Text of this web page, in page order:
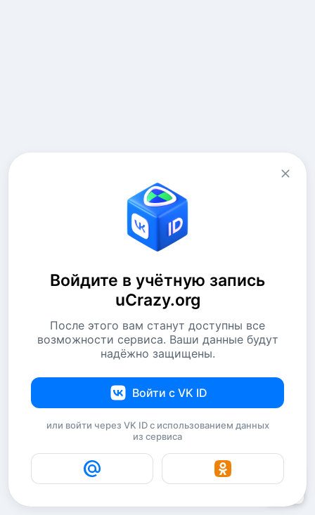
Войдите в учётную запись
uCrazy.org
После этого вам станут доступны все
возможности сервиса. Ваши данные будут
надёжно защищены.
Войти с VK ID
или войти через VK ID с использованием данных
из сервиса